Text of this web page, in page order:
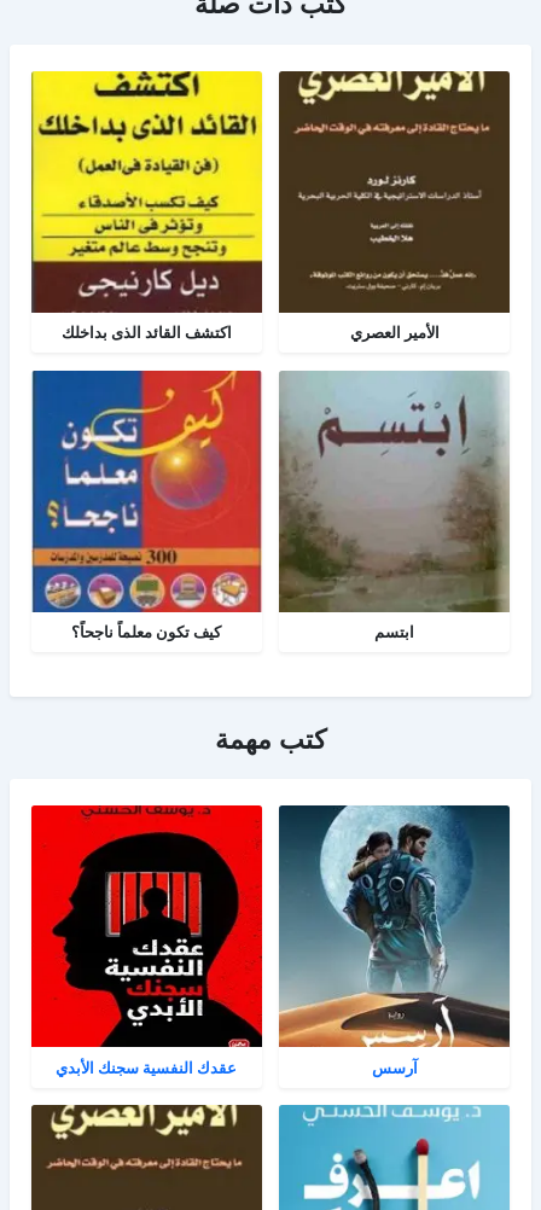
الأمير العصري اكتشف القائد الذى بداخلك
ابتسم كيف تكون معلماً ناجحاً؟
كتب مهمة
آرسس عقدك النفسية سجنك الأبدي